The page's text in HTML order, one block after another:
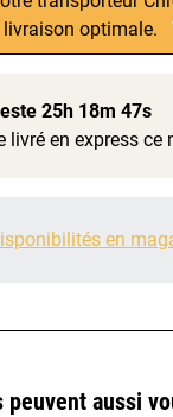
optimale.
25h 18m 47s
livré en express ce
en
peuvent aussi